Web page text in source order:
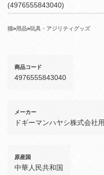
(4976555843040)
猫>用品>玩具・アジリティグッズ
商品コード
4976555843040
メーカー
ドギーマンハヤシ株式会社
原産国
中華人民共和国